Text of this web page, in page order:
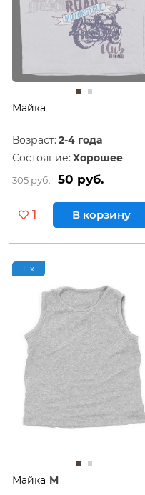
Майка
Возраст: 2-4 года
Состояние: Хорошее
305 руб. 50 руб.
1 В корзину
Fix
Майка M